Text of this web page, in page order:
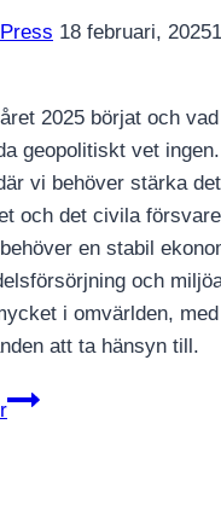
18 februari, 2025
2025 börjat och
geopolitiskt vet
vi behöver stärka
och det civila
en stabil
och
i omvärlden,
att ta hänsyn till.
Folk